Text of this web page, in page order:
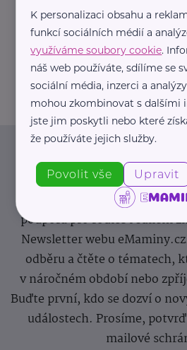
https://
+420 800 100 150
info@hartmanndirect.cz
Pravidelný přísun novinek,
podpora pro rodiče i sdílení
Newsletter webu
odběru a čtěte o tématech,
v náročném období nebo
Buďte první, kdo se dozví o
událostech. Prosíme,
mailové
K personalizaci obsahu a
funkcí sociálních médií a
využíváme soubory cookie.
náš web používáte, sdílíme se
sociální média, inzerci a
mohou zkombinovat s dalšími
jste jim poskytli nebo které
že používáte jejich služby.
Povolit vše Upravit